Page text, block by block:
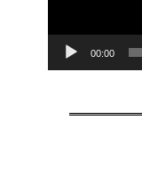
00:00